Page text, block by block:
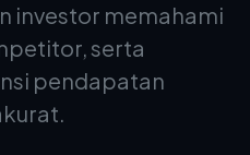
investor memahami
serta
pendapatan